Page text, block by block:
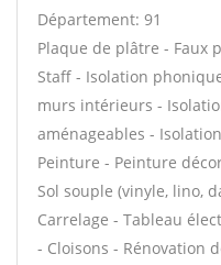
Département: 91
Plaque de plâtre - Faux
Staff - Isolation
murs intérieurs -
aménageables -
Peinture - Peinture
Sol souple (vinyle, lino,
Carrelage - Tableau
- Cloisons - Rénovation